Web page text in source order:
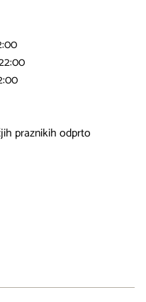
praznikih odprto